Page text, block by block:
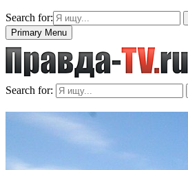
Search for:
Primary Menu
Search for: